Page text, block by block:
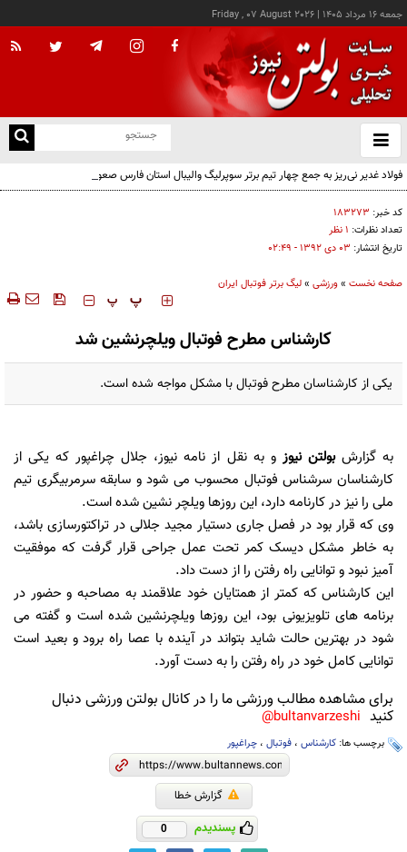
جمعه ۱۶ مرداد ۱۴۰۵ |
Friday , 07 August 2026
باز
و
فولاد غدیر نی‌ریز به جمع چهار تیم برتر سوپرلیگ والیبال استان فارس صعود کرد
کد خبر: ۱۸۳۲۷۳
تعداد نظرات: ۱ نظر
تاریخ انتشار: ۰۳ دی ۱۳۹۲ - ۰۲:۴۹
صفحه نخست »ورزشی »لیگ برتر فوتبال ایران
‍‍‍ پ پ
کارشناس مطرح فوتبال ویلچرنشین شد
یکی از کارشناسان مطرح فوتبال با مشکل مواجه شده است.
به گزارشبولتن نیوز و به نقل از نامه نیوز، جلال چراغپور که یکی از
کارشناسان سرشناس فوتبال محسوب می شود و سابقه سرمربیگری تیم
ملی را نیز در کارنامه دارد، این روزها ویلچر نشین شده است.
وی که قرار بود در فصل جاری دستیار مجید جلالی در تراکتورسازی باشد،
‌به خاطر مشکل دیسک کمر تحت عمل جراحی قرار گرفت که موفقیت
آمیز نبود و توانایی راه رفتن را از دست داد.
این کارشناس که کمتر از همتایان خود علاقمند به مصاحبه و حضور در
برنامه های تلویزیونی بود، این روزها ویلچرنشین شده است و گفته می
شود در بهترین حالت شاید بتواند در آینده با عصا راه برود و بعید است
توانایی کامل خود در راه رفتن را به دست آورد.
برای مشاهده مطالب ورزشی ما را در کانال بولتن ورزشی دنبال
کنید bultanvarzeshi@
برچسب ها: کارشناس ، فوتبال ، چراغپور
گزارش خطا
پسندیدم 0